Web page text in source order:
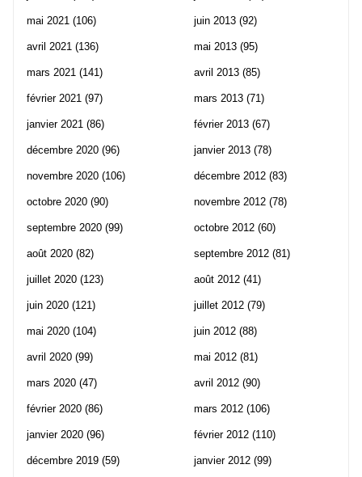
mai 2021 (106)
avril 2021 (136)
mars 2021 (141)
février 2021 (97)
janvier 2021 (86)
décembre 2020 (96)
novembre 2020 (106)
octobre 2020 (90)
septembre 2020 (99)
août 2020 (82)
juillet 2020 (123)
juin 2020 (121)
mai 2020 (104)
avril 2020 (99)
mars 2020 (47)
février 2020 (86)
janvier 2020 (96)
décembre 2019 (59)
juin 2013 (92)
mai 2013 (95)
avril 2013 (85)
mars 2013 (71)
février 2013 (67)
janvier 2013 (78)
décembre 2012 (83)
novembre 2012 (78)
octobre 2012 (60)
septembre 2012 (81)
août 2012 (41)
juillet 2012 (79)
juin 2012 (88)
mai 2012 (81)
avril 2012 (90)
mars 2012 (106)
février 2012 (110)
janvier 2012 (99)